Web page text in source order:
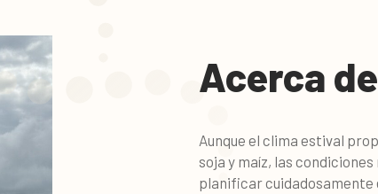
Acerca
Aunque el clima estival
soja y maíz, las
planificar cuidadosamente